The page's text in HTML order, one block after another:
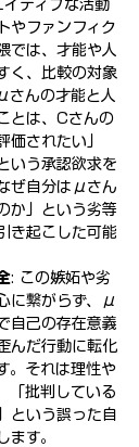
イティブな活動
やファンフィク
では、才能や人
く、比較の対象
さんの才能と人
とは、Cさんの
価されたい」
いう承認欲求を
ぜ自分はμさん
か」という劣等
き起こした可能
: この嫉妬や劣
に繋がらず、μ
自己の存在意義
んだ行動に転化
。それは理性や
「批判している
という誤った自
ます。